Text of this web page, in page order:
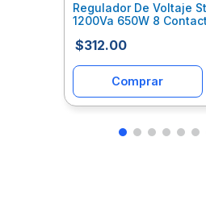
Regulador De Voltaje
1200Va 650W 8
$312.00
Comprar